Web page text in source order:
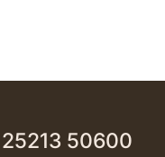
25213 50600